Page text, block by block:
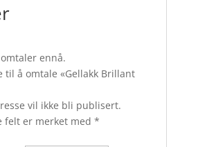
ennå.
til å omtale «Gellakk Brillant
vil ikke bli publisert.
felt er merket med *